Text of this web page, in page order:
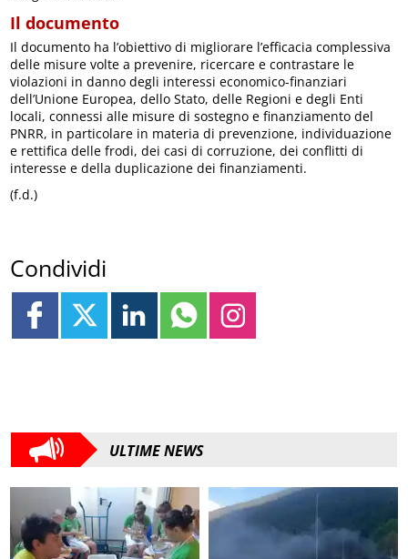
Il documento
Il documento ha l’obiettivo di migliorare l’efficacia complessiva
delle misure volte a prevenire, ricercare e contrastare le
violazioni in danno degli interessi economico-finanziari
dell’Unione Europea, dello Stato, delle Regioni e degli Enti
locali, connessi alle misure di sostegno e finanziamento del
PNRR, in particolare in materia di prevenzione, individuazione
e rettifica delle frodi, dei casi di corruzione, dei conflitti di
interesse e della duplicazione dei finanziamenti.
(f.d.)
Condividi
ULTIME NEWS